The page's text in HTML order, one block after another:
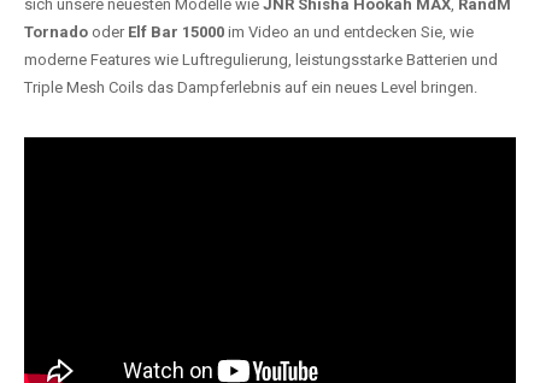
sich unsere neuesten Modelle wie JNR Shisha Hookah MAX, RandM
Tornado oder Elf Bar 15000 im Video an und entdecken Sie, wie
moderne Features wie Luftregulierung, leistungsstarke Batterien und
Triple Mesh Coils das Dampferlebnis auf ein neues Level bringen.